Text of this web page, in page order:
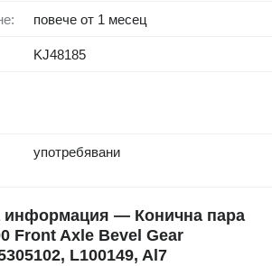
повече от 1 месец
KJ48185
употребявани
информация — Конична пара
Front Axle Bevel Gear
L100149, Al7